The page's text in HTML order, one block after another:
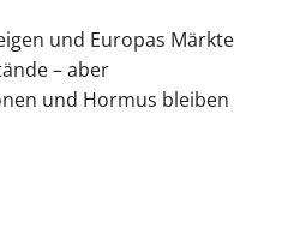
und Europas Märkte
– aber
und Hormus bleiben